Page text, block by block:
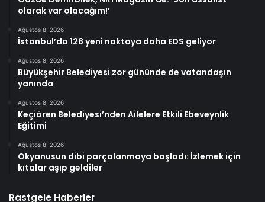
olarak var olacağım!’
Ağustos 8, 2026
İstanbul’da 128 yeni noktaya daha EDS geliyor
Ağustos 8, 2026
Büyükşehir Belediyesi zor gününde de vatandaşın
yanında
Ağustos 8, 2026
Keçiören Belediyesi’nden Ailelere Etkili Ebeveynlik
Eğitimi
Ağustos 8, 2026
Okyanusun dibi parçalanmaya başladı: İzlemek için
kıtalar aşıp geldiler
Rastgele Haberler